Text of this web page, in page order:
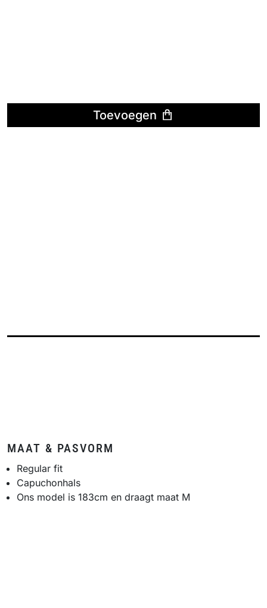
Toevoegen
MAAT & PASVORM
Regular fit
Capuchonhals
Ons model is 183cm en draagt maat M